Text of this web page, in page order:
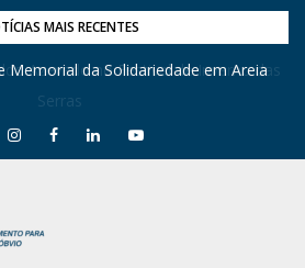
MAIS RECENTES
Memorial da Solidariedade em Areia